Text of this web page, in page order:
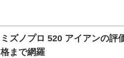
ミズノプロ 520 アイアンの評
格まで網羅